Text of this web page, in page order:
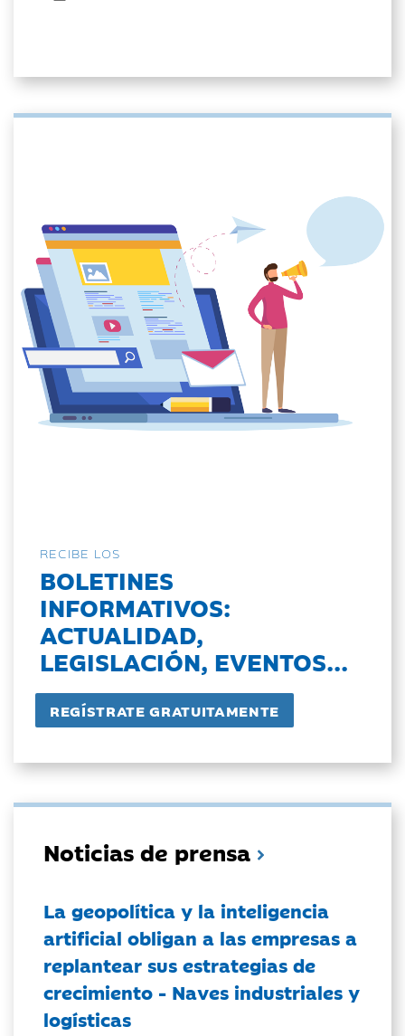
RECIBE LOS
BOLETINES
INFORMATIVOS:
ACTUALIDAD,
LEGISLACIÓN, EVENTOS...
Noticias de prensa
La geopolítica y la inteligencia
artificial obligan a las empresas a
replantear sus estrategias de
crecimiento - Naves industriales y
logísticas